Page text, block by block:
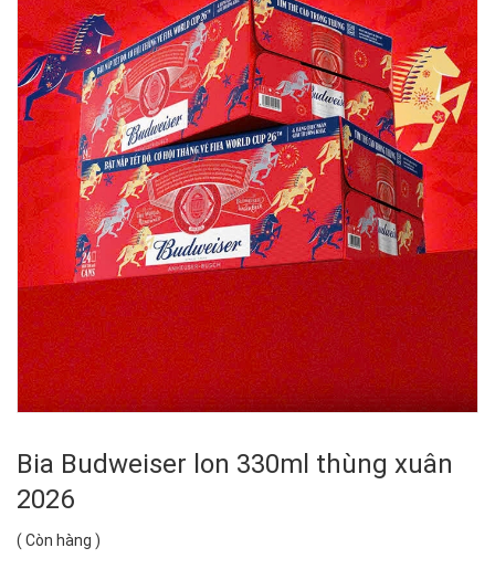
Bia Budweiser lon 330ml thùng xuân
2026
( Còn hàng )